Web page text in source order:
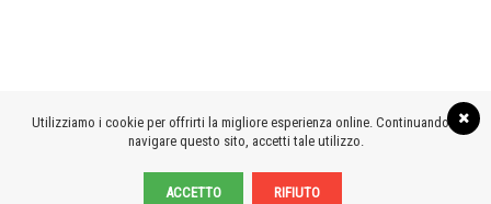
Utilizziamo i cookie per offrirti la migliore esperienza online. Continuando a
navigare questo sito, accetti tale utilizzo.
ACCETTO RIFIUTO